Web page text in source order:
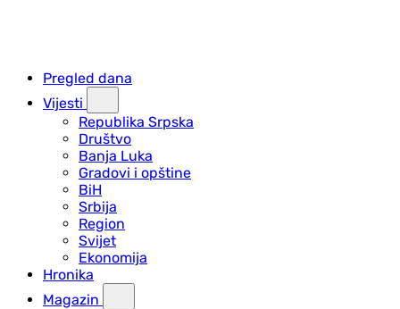
Pregled dana
Vijesti
Republika Srpska
Društvo
Banja Luka
Gradovi i opštine
BiH
Srbija
Region
Svijet
Ekonomija
Hronika
Magazin